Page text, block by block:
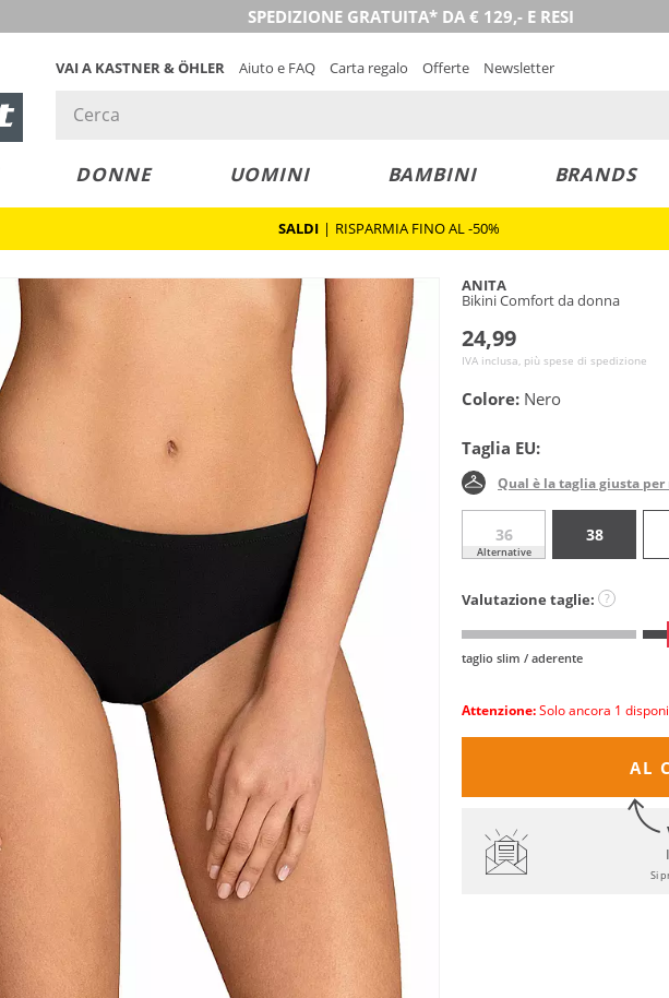
SPEDIZIONE GRATUITA* DA € 129,- E RESI
VAI A KASTNER & ÖHLER Aiuto e FAQ Carta regalo Offerte Newsletter
DONNE UOMINI BAMBINI BRANDS
SALDI | RISPARMIA FINO AL -50%
ANITA
Bikini Comfort da donna
24,99
IVA inclusa, più spese di spedizione
Colore: Nero
Taglia EU:
Qual è la taglia giusta per
36
Alternative
38
Valutazione taglie: ?
taglio slim / aderente
Attenzione: Solo ancora 1
AL
Si